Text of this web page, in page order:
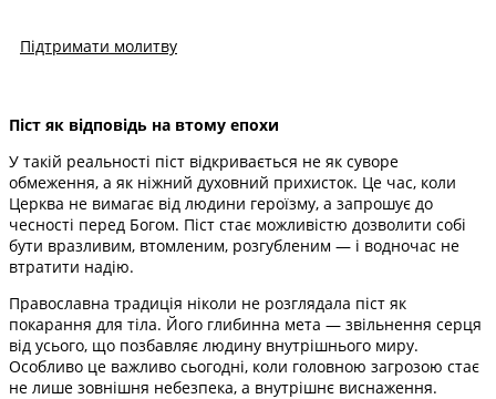
Підтримати молитву
Піст як відповідь на втому епохи
У такій реальності піст відкривається не як суворе
обмеження, а як ніжний духовний прихисток. Це час, коли
Церква не вимагає від людини героїзму, а запрошує до
чесності перед Богом. Піст стає можливістю дозволити собі
бути вразливим, втомленим, розгубленим — і водночас не
втратити надію.
Православна традиція ніколи не розглядала піст як
покарання для тіла. Його глибинна мета — звільнення серця
від усього, що позбавляє людину внутрішнього миру.
Особливо це важливо сьогодні, коли головною загрозою стає
не лише зовнішня небезпека, а внутрішнє виснаження.